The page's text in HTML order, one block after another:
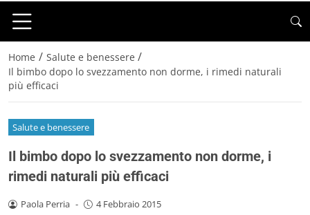
Home / Salute e benessere /
Il bimbo dopo lo svezzamento non dorme, i rimedi naturali
più efficaci
Salute e benessere
Il bimbo dopo lo svezzamento non dorme, i
rimedi naturali più efficaci
Paola Perria - 4 Febbraio 2015